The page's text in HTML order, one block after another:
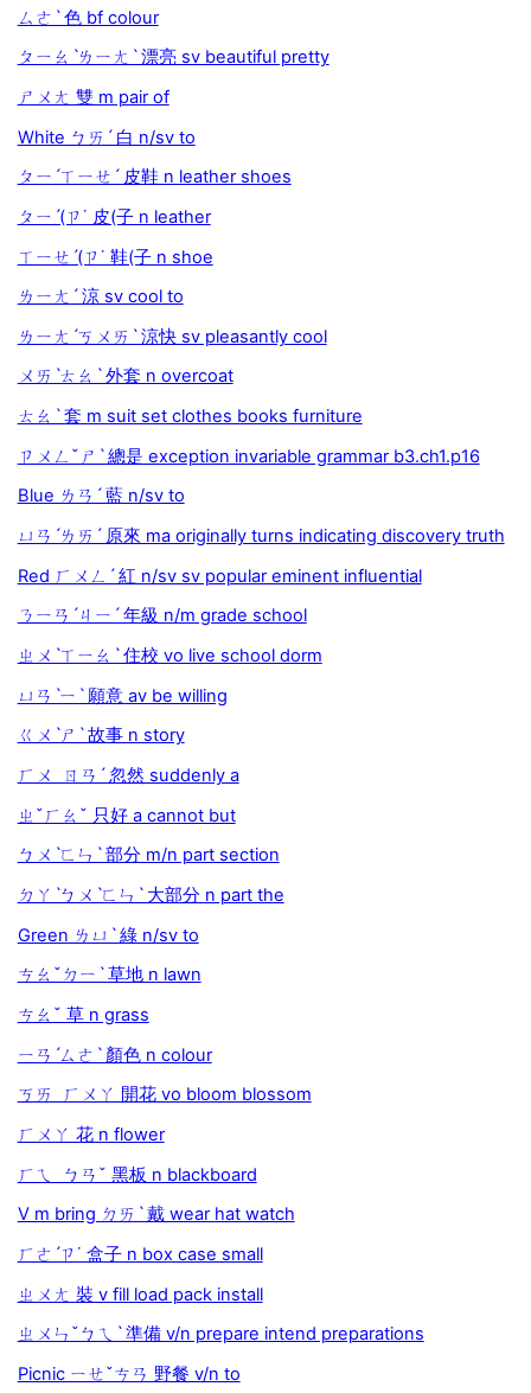
ㄙㄜˋ 色 bf colour
ㄆㄧㄠˋㄌㄧㄤˋ 漂亮 sv beautiful pretty
ㄕㄨㄤ 雙 m pair of
White ㄅㄞˊ 白 n/sv to
ㄆㄧˊㄒㄧㄝˊ 皮鞋 n leather shoes
ㄆㄧˊ(ㄗ˙ 皮(子 n leather
ㄒㄧㄝˊ(ㄗ˙ 鞋(子 n shoe
ㄌㄧㄤˊ 涼 sv cool to
ㄌㄧㄤˊㄎㄨㄞˋ 涼快 sv pleasantly cool
ㄨㄞˋㄊㄠˋ 外套 n overcoat
ㄊㄠˋ 套 m suit set clothes books furniture
ㄗㄨㄥˇㄕˋ 總是 exception invariable grammar b3.ch1.p16
Blue ㄌㄢˊ 藍 n/sv to
ㄩㄢˊㄌㄞˊ 原來 ma originally turns indicating discovery truth
Red ㄏㄨㄥˊ 紅 n/sv sv popular eminent influential
ㄋㄧㄢˊㄐㄧˊ 年級 n/m grade school
ㄓㄨˋㄒㄧㄠˋ 住校 vo live school dorm
ㄩㄢˋㄧˋ 願意 av be willing
ㄍㄨˋㄕˋ 故事 n story
ㄏㄨ ㄖㄢˊ 忽然 suddenly a
ㄓˇㄏㄠˇ 只好 a cannot but
ㄅㄨˋㄈㄣˋ 部分 m/n part section
ㄉㄚˋㄅㄨˋㄈㄣˋ 大部分 n part the
Green ㄌㄩˋ 綠 n/sv to
ㄘㄠˇㄉㄧˋ 草地 n lawn
ㄘㄠˇ 草 n grass
ㄧㄢˊㄙㄜˋ 顏色 n colour
ㄎㄞ ㄏㄨㄚ 開花 vo bloom blossom
ㄏㄨㄚ 花 n flower
ㄏㄟ ㄅㄢˇ 黑板 n blackboard
V m bring ㄉㄞˋ 戴 wear hat watch
ㄏㄜˊㄗ˙ 盒子 n box case small
ㄓㄨㄤ 裝 v fill load pack install
ㄓㄨㄣˇㄅㄟˋ 準備 v/n prepare intend preparations
Picnic ㄧㄝˇㄘㄢ 野餐 v/n to